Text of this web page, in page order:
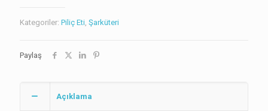
Kategoriler: Piliç Eti, Şarküteri
Paylaş
Açıklama